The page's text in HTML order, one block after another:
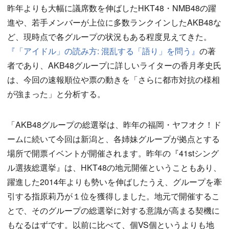
昨年よりも大幅に議席数を伸ばしたHKT48・NMB48の躍
進や、若手メンバーが上位に多数ランクインしたAKB48な
ど、現時点で各グループの状況もある程度見えてきた。
『「アイドル」の読み方: 混乱する「語り」を問う』 の著
者であり、AKB48グループに詳しいライターの香月孝史氏
は、今回の速報順位や票の動きを「さらに都市対抗の様相
が強まった」と分析する。
「AKB48グループの総選挙は、昨年の福岡・ヤフオク！ド
ームに続いて今回は新潟と、各姉妹グループが拠点とする
場所で開票イベントが開催されます。昨年の『41stシング
ル選抜総選挙』は、HKT48の地元開催ということもあり、
躍進した2014年よりも勢いを伸ばしたうえ、グループを牽
引する指原莉乃が１位を獲得しました。地元で開催するこ
とで、そのグループの総選挙に対する意識が高まる契機に
もなるはずです。以前に比べて、個VS個というよりも地